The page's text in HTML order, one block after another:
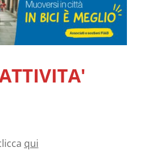
qui